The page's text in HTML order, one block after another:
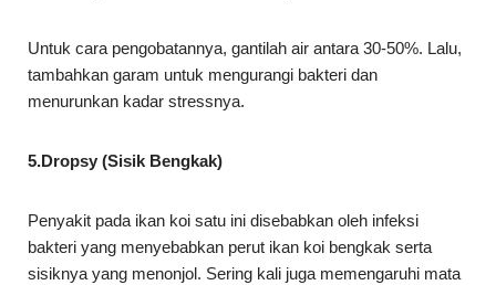
Untuk cara pengobatannya, gantilah air antara 30-50%. Lalu,
tambahkan garam untuk mengurangi bakteri dan
menurunkan kadar stressnya.
5.Dropsy (Sisik Bengkak)
Penyakit pada ikan koi satu ini disebabkan oleh infeksi
bakteri yang menyebabkan perut ikan koi bengkak serta
sisiknya yang menonjol. Sering kali juga memengaruhi mata